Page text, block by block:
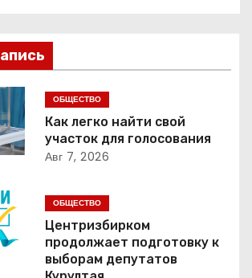
ОБЩЕСТВО
Как легко найти свой
участок для голосования
Авг 7, 2026
ОБЩЕСТВО
Центризбирком
продолжает подготовку к
выборам депутатов